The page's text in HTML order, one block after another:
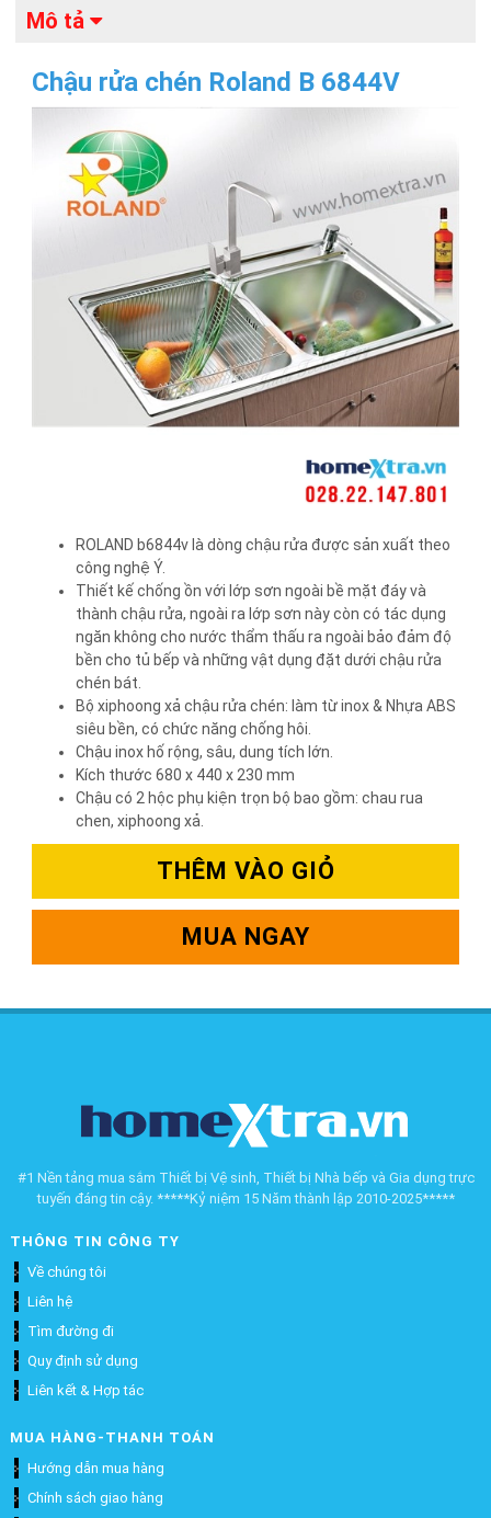
Mô tả
Chậu rửa chén Roland B 6844V
ROLAND b6844v là dòng chậu rửa được sản xuất theo
công nghệ Ý.
Thiết kế chống ồn với lớp sơn ngoài bề mặt đáy và
thành chậu rửa, ngoài ra lớp sơn này còn có tác dụng
ngăn không cho nước thẩm thấu ra ngoài bảo đảm độ
bền cho tủ bếp và những vật dụng đặt dưới chậu rửa
chén bát.
Bộ xiphoong xả chậu rửa chén: làm từ inox & Nhựa ABS
siêu bền, có chức năng chống hôi.
Chậu inox hố rộng, sâu, dung tích lớn.
Kích thước 680 x 440 x 230 mm
Chậu có 2 hộc phụ kiện trọn bộ bao gồm: chau rua
chen, xiphoong xả.
THÊM VÀO GIỎ
MUA NGAY
#1 Nền tảng mua sắm Thiết bị Vệ sinh, Thiết bị Nhà bếp và Gia dụng trực
tuyến đáng tin cậy. *****Kỷ niệm 15 Năm thành lập 2010-2025*****
THÔNG TIN CÔNG TY
Về chúng tôi
Liên hệ
Tìm đường đi
Quy định sử dụng
Liên kết & Hợp tác
MUA HÀNG-THANH TOÁN
Hướng dẫn mua hàng
Chính sách giao hàng